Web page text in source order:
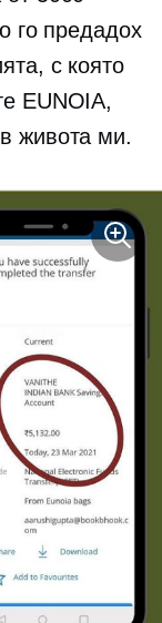
го предадох
с която
EUNOIA,
живота ми.